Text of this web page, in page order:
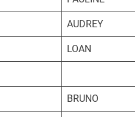
AUDREY
LOAN
BRUNO